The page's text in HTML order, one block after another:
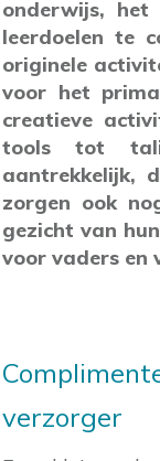
onderwijs,
leerdoelen te
originele
voor het
creatieve
tools tot
aantrekkelijk,
zorgen ook
gezicht van
voor vaders en
verzorger